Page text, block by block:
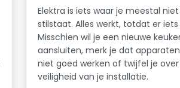
Elektra is iets waar je meestal niet
stilstaat. Alles werkt, totdat er
Misschien wil je een nieuwe
aansluiten, merk je dat
niet goed werken of twijfel je
veiligheid van je installatie.